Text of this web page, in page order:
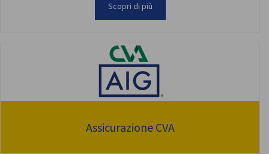
Scopri di più
Assicurazione CVA